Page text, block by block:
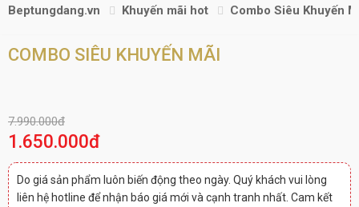
Beptungdang.vn Khuyến mãi hot Combo Siêu Khuyến
COMBO SIÊU KHUYẾN MÃI
7.990.000đ
1.650.000đ
Do giá sản phẩm luôn biến động theo ngày. Quý khách vui lòng
liên hệ hotline để nhận báo giá mới và cạnh tranh nhất. Cam kết